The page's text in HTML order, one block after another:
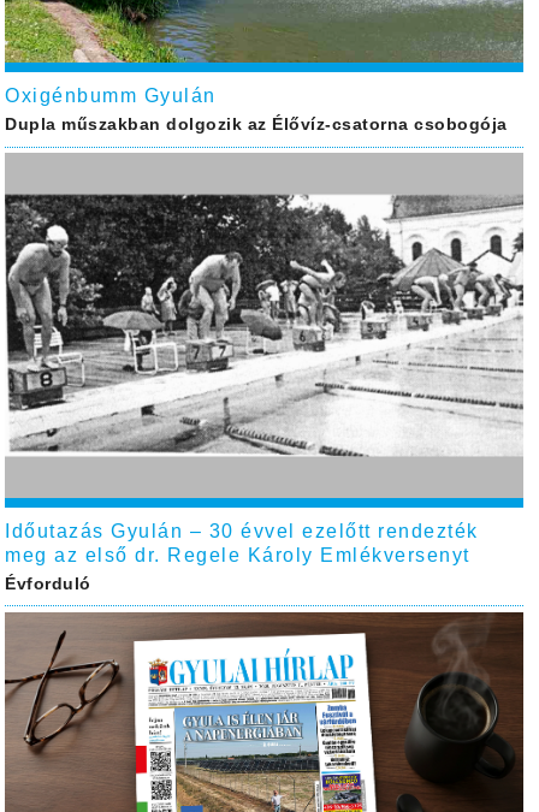
Oxigénbumm Gyulán
Dupla műszakban dolgozik az Élővíz-csatorna csobogója
Időutazás Gyulán – 30 évvel ezelőtt rendezték
meg az első dr. Regele Károly Emlékversenyt
Évforduló